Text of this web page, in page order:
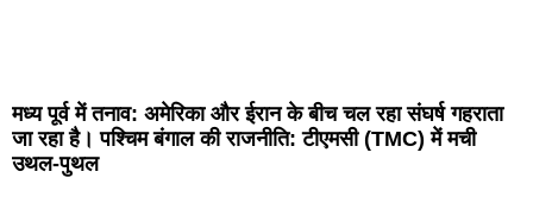
मध्य पूर्व में तनाव: अमेरिका और ईरान के बीच चल रहा संघर्ष गहराता
जा रहा है। पश्चिम बंगाल की राजनीति: टीएमसी (TMC) में मची
उथल-पुथल